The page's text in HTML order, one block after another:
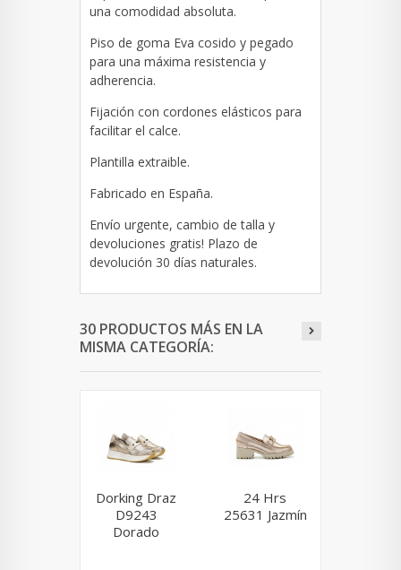
una comodidad absoluta.
Piso de goma Eva cosido y pegado
para una máxima resistencia y
adherencia.
Fijación con cordones elásticos para
facilitar el calce.
Plantilla extraible.
Fabricado en España.
Envío urgente, cambio de talla y
devoluciones gratis! Plazo de
devolución 30 días naturales.
30 PRODUCTOS MÁS EN LA
MISMA CATEGORÍA:
Dorking Draz
D9243
Dorado
24 Hrs
25631 Jazmín